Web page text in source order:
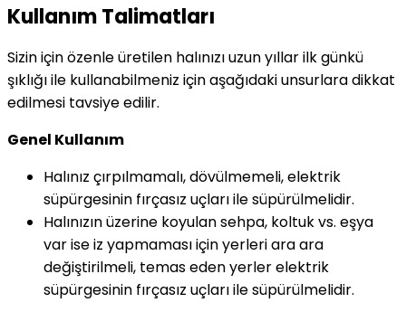
Kullanım Talimatları
Sizin için özenle üretilen halınızı uzun yıllar ilk günkü
şıklığı ile kullanabilmeniz için aşağıdaki unsurlara dikkat
edilmesi tavsiye edilir.
Genel Kullanım
Halınız çırpılmamalı, dövülmemeli, elektrik
süpürgesinin fırçasız uçları ile süpürülmelidir.
Halınızın üzerine koyulan sehpa, koltuk vs. eşya
var ise iz yapmaması için yerleri ara ara
değiştirilmeli, temas eden yerler elektrik
süpürgesinin fırçasız uçları ile süpürülmelidir.